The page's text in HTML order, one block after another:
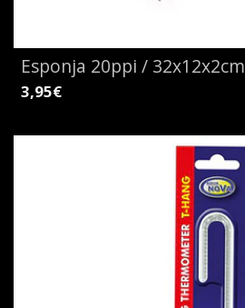
Esponja 20ppi / 32x12x2cm
3,95€